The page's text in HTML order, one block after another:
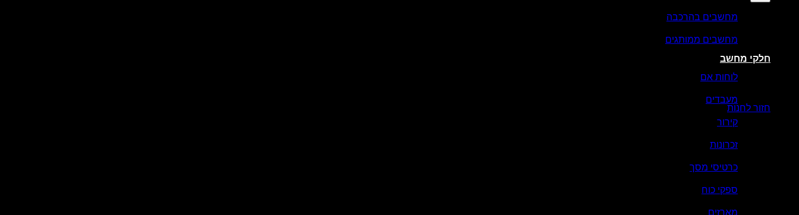
סל קניות
חזור לחנות
מחשבים בהרכבה
מחשבים ממותגים
חלקי מחשב
לוחות אם
מעבדים
קירור
זכרונות
כרטיסי מסך
ספקי כוח
מארזים